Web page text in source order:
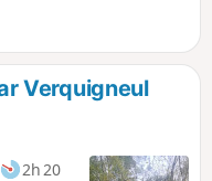
et de la période
Verquigneul
2h 20